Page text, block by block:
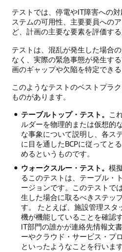
テストでは、停電やIT障害への
ステムの可用性、主要要員への
ど、計画の主要な要素を評価する
テストは、混乱が発生した場合
なく、実際の緊急事態が発生す
画のギャップや欠陥を特定できる
このようなテストのベストプラ
ものがあります。
テーブルトップ・テスト。 こ
ルダーを物理的または仮想的
な事象について説明し、各ス
に目を通したBCPに従ってと
めるというものです。
ウォークスルー・テスト。 模
るこのテストは、テーブル・
ージョンです。このテストで
生した場合に取るべきステッ
す。 たとえば、施設管理スタ
機が機能していることを確認
IT部門の誰かが連絡先情報文
ーやクラウド・サービス・プ
といったようなことを行います